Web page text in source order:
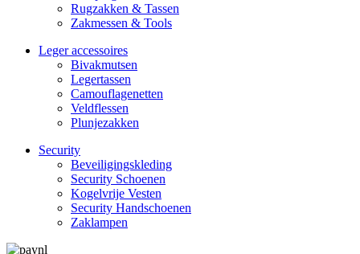
Rugzakken & Tassen
Zakmessen & Tools
Leger accessoires
Bivakmutsen
Legertassen
Camouflage­­netten
Veldflessen
Plunjezakken
Security
Beveiligings­­kleding
Security Schoenen
Kogelvrije Vesten
Security Hand­­schoenen
Zaklampen